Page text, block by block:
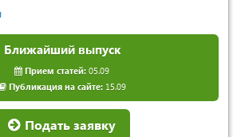
Ближайший выпуск
Прием статей: 05.09
Публикация на сайте:15.09
Подать заявку